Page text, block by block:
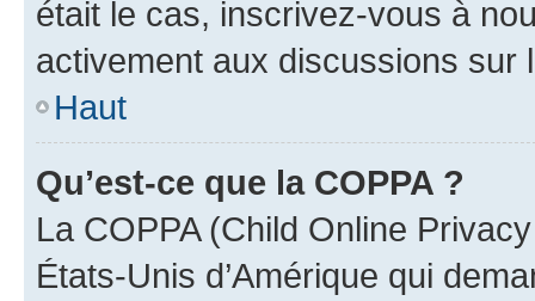
était le cas, inscrivez-vous à
activement aux discussions sur
Haut
Qu’est-ce que la COPPA ?
La COPPA (Child Online
États-Unis d’Amérique qui